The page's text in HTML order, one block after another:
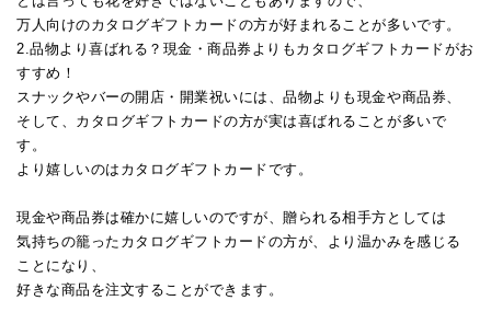
万人向けのカタログギフトカードの方が好まれることが多いです。
2.品物より喜ばれる？現金・商品券よりもカタログギフトカードがお
すすめ！
スナックやバーの開店・開業祝いには、品物よりも現金や商品券、
そして、カタログギフトカードの方が実は喜ばれることが多いで
す。
より嬉しいのはカタログギフトカードです。
現金や商品券は確かに嬉しいのですが、贈られる相手方としては
気持ちの籠ったカタログギフトカードの方が、より温かみを感じる
ことになり、
好きな商品を注文することができます。